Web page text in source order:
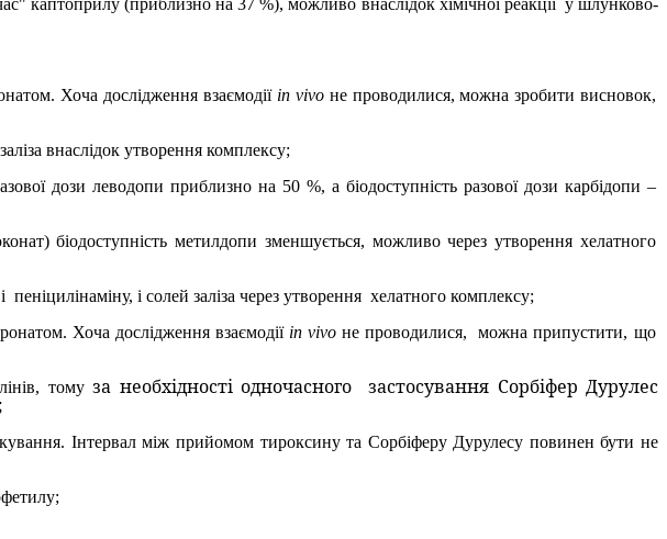
Хоча дослідження взаємодії in vivoне проводилися, можна зробити висновок,
внаслідок утворення комплексу;
дози леводопи приблизно на 50 %, а біодоступність разової дози карбідопи –
біодоступність метилдопи зменшується, можливо через утворення хелатного
пеніцилінаміну, і солей заліза через утворення хелатного комплексу;
Хоча дослідження взаємодії in vivo не проводилися,
можна припустити, що
тому за необхідності одночасного застосування Сорбіфер Дурулес
. Інтервал між прийомом тироксину та Сорбіферу Дурулесу повинен бути не